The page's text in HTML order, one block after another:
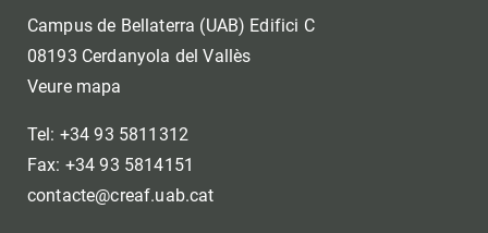
Campus de Bellaterra (UAB) Edifici C
08193 Cerdanyola del Vallès
Veure mapa
Tel: +34 93 5811312
Fax: +34 93 5814151
contacte@creaf.uab.cat